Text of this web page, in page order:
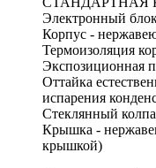
Электронный
Корпус -
Термоизоляция
Экспозиционная
Оттайка
испарения
Стеклянный
Крышка -
крышкой)